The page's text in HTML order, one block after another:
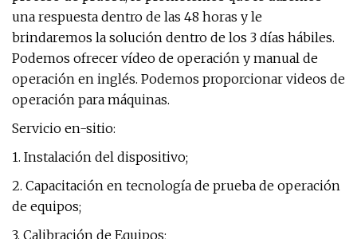
una respuesta dentro de las 48 horas y le
brindaremos la solución dentro de los 3 días hábiles.
Podemos ofrecer vídeo de operación y manual de
operación en inglés. Podemos proporcionar videos de
operación para máquinas.
Servicio en-sitio:
1. Instalación del dispositivo;
2. Capacitación en tecnología de prueba de operación
de equipos;
3. Calibración de Equipos;